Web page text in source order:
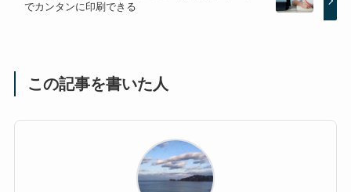
でカンタンに印刷できる
この記事を書いた人